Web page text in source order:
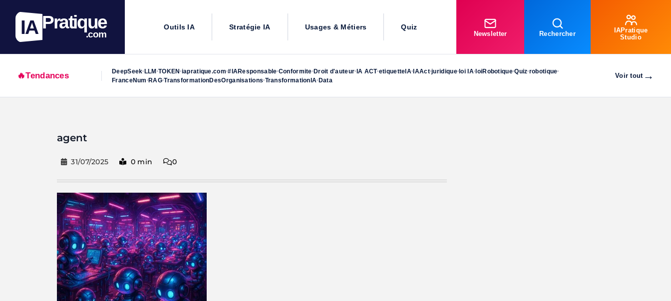
IA Pratique
.com
Outils IA Stratégie IA Usages & Métiers Quiz
Newsletter Rechercher
IAPratique
Studio
🔥Tendances DeepSeek• LLM •TOKEN•iapratique.com•#IAResponsable•Conformite• Droit d'auteur• IA ACT•etiquetteIA• IAAct•juridique• loi IA• loiRobotique•Quiz•robotique•
FranceNum • RAG•TransformationDesOrganisations•TransformationIA• Data
Voir tout→
agent
31/07/2025 0 min 0